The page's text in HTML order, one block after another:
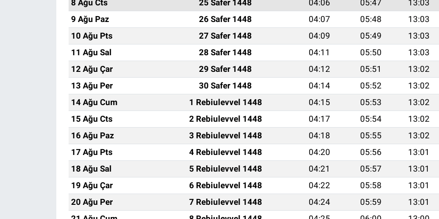
8 Ağu Cts 25 Safer 1448 04:06 05:47
13:03
9 Ağu Paz
26 Safer 1448 04:07 05:48
13:03
10 Ağu Pts
27 Safer 1448 04:09 05:49
13:03
11 Ağu Sal
28 Safer 1448 04:11 05:50
13:03
12 Ağu Çar
29 Safer 1448 04:12 05:51
13:02
13 Ağu Per
30 Safer 1448 04:14 05:52
13:02
14 Ağu Cum
1 Rebiulevvel 1448 04:15 05:53
13:02
15 Ağu Cts
2 Rebiulevvel 1448 04:17 05:54
13:02
16 Ağu Paz
3 Rebiulevvel 1448 04:18 05:55
13:02
17 Ağu Pts
4 Rebiulevvel 1448 04:20 05:56
13:01
18 Ağu Sal
5 Rebiulevvel 1448 04:21 05:57
13:01
19 Ağu Çar
6 Rebiulevvel 1448 04:22 05:58
13:01
20 Ağu Per
7 Rebiulevvel 1448 04:24 05:59
13:01